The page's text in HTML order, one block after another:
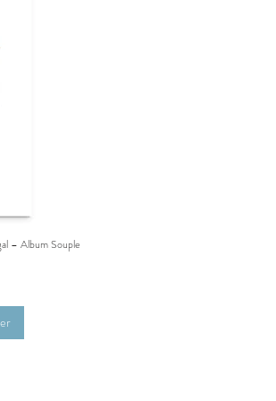
– Album Souple